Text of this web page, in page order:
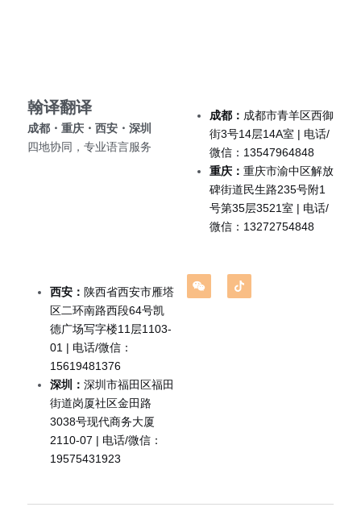
翰译翻译
成都・重庆・西安・深圳
四地协同，专业语言服务
成都： 成都市青羊区西御
街3号14层14A室 | 电话/
微信：13547964848
重庆： 重庆市渝中区解放
碑街道民生路235号附1
号第35层3521室 | 电话/
微信：13272754848
西安： 陕西省西安市雁塔
区二环南路西段64号凯
德广场写字楼11层1103-
01 | 电话/微信：
15619481376
深圳： 深圳市福田区福田
街道岗厦社区金田路
3038号现代商务大厦
2110-07 | 电话/微信：
19575431923
营业执照翻译
成都法律翻译